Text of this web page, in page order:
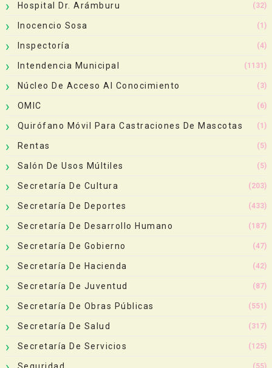
Hospital Dr. Arámburu (32)
Inocencio Sosa (1)
Inspectoría (4)
Intendencia Municipal (1131)
Núcleo De Acceso Al Conocimiento (3)
OMIC (6)
Quirófano Móvil Para Castraciones De Mascotas (1)
Rentas (5)
Salón De Usos Múltiles (5)
Secretaría De Cultura (203)
Secretaría De Deportes (433)
Secretaría De Desarrollo Humano (187)
Secretaría De Gobierno (47)
Secretaría De Hacienda (42)
Secretaría De Juventud (87)
Secretaría De Obras Públicas (551)
Secretaría De Salud (317)
Secretaría De Servicios (125)